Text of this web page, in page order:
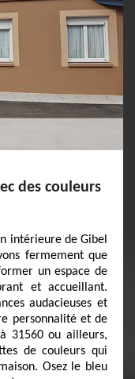
des couleurs
intérieure de Gibel
fermement que
un espace de
et accueillant.
audacieuses et
personnalité et de
31560 ou ailleurs,
de couleurs qui
Osez le bleu